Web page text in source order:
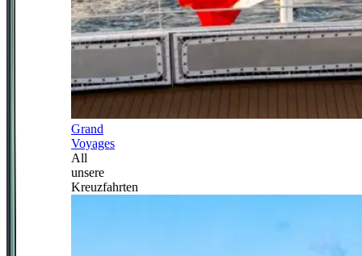
Grand
Voyages
All
unsere
Kreuzfahrten